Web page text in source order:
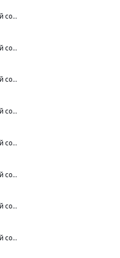
со...
со...
со...
со...
со...
со...
со...
со...